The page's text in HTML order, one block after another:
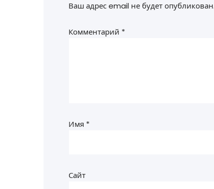
Ваш адрес email не будет опубликован.
Комментарий *
Имя *
Сайт